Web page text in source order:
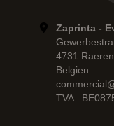
Zaprinta -
4731 Raeren
Belgien
TVA :